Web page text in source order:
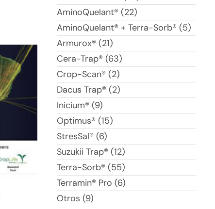
AminoQuelant® (22)
AminoQuelant® + Terra-Sorb® (5)
Armurox® (21)
Cera-Trap® (63)
Crop-Scan® (2)
Dacus Trap® (2)
Inicium® (9)
Optimus® (15)
StresSal® (6)
Suzukii Trap® (12)
Terra-Sorb® (55)
Terramin® Pro (6)
Otros (9)